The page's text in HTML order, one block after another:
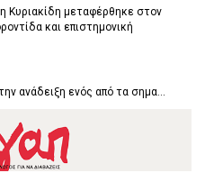
Κυριακίδη μεταφέρθηκε στον
και επιστημονική
ανάδειξη ενός από τα σημα...